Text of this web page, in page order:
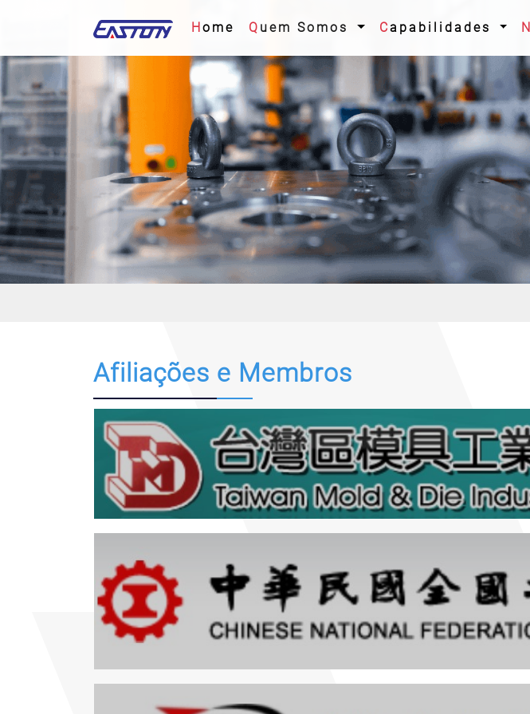
Home (current)
Quem Somos Capabilidades
Afiliações e Membros